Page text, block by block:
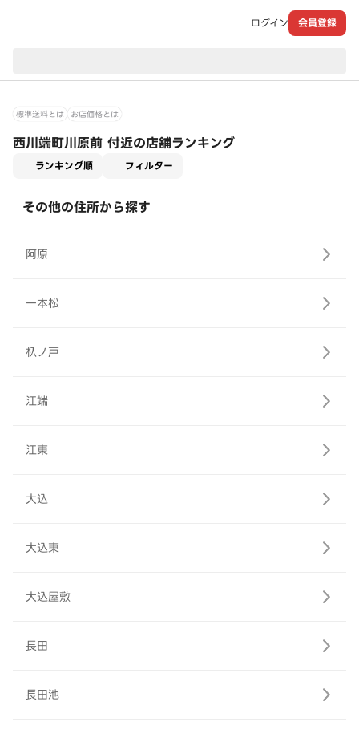
ログイン 会員登録
標準送料とは お店価格とは
西川端町川原前 付近の店舗ランキング
ランキング順 フィルター
その他の住所から探す
阿原
一本松
杁ノ戸
江端
江東
大込
大込東
大込屋敷
長田
長田池